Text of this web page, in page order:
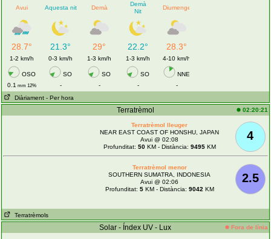
Avui Aquesta nit Demà
Demà
Nit
Diumenge
28.7° 21.3° 29° 22.2° 28.3°
1-2 km/h 0-3 km/h 1-3 km/h 1-3 km/h 4-10 km/h
OSO SO SO SO
NNE
0.1 mm 12% - - -
-
Diàriament - Per hora
Terratrèmol 02:20:21
4
Terratrèmol lleuger
NEAR EAST COAST OF HONSHU, JAPAN
Avui @ 02:08
Profunditat: 50KM - Distància: 9495KM
2.5
Terratrèmol menor
SOUTHERN SUMATRA, INDONESIA
Avui @ 02:06
Profunditat: 5KM - Distància: 9042 KM
Terratrèmols
Solar - Índex UV - Lux Fora de línia